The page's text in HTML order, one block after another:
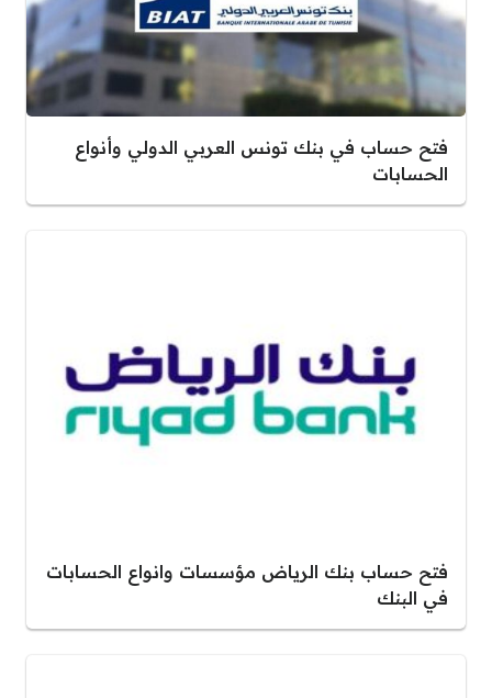
فتح حساب في بنك تونس العربي الدولي وأنواع
الحسابات
فتح حساب بنك الرياض مؤسسات وانواع الحسابات
في البنك